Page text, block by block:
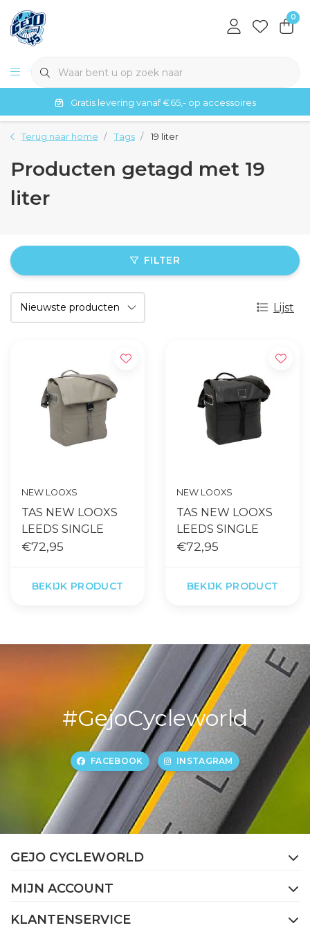
0
Gratis levering vanaf €65,- op accessoires
Terug naar home Tags 19 liter
Producten getagd met 19
liter
FILTER
Lijst
NEW LOOXS
TAS NEW LOOXS
LEEDS SINGLE
€72,95
BEKIJK PRODUCT
NEW LOOXS
TAS NEW LOOXS
LEEDS SINGLE
€72,95
BEKIJK PRODUCT
#GejoCycleworld
FACEBOOK INSTAGRAM
GEJO CYCLEWORLD
MIJN ACCOUNT
KLANTENSERVICE